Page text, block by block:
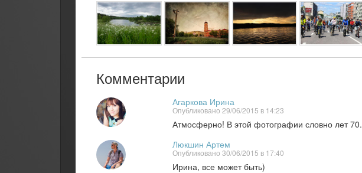
Комментарии
Агаркова Ирина
Опубликовано 29/06/2015 в 14:23
Атмосферно! В этой фотографии словно лет 70.
Люкшин Артем
Опубликовано 30/06/2015 в 17:40
Ирина, все может быть)